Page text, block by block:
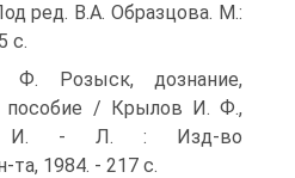
ред. В.А. Образцова. М.:
с.
Розыск, дознание,
пособие / Крылов И. Ф.,
И. - Л. : Изд-во
та, 1984. - 217 с.